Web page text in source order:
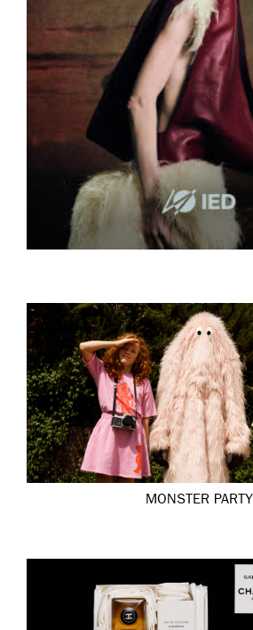
MONSTER PARTY